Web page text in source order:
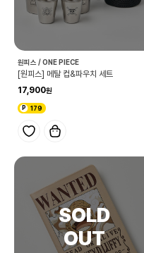
원피스 / ONE PIECE
[원피스] 메탈 컵&파우치 세트
17,900
179